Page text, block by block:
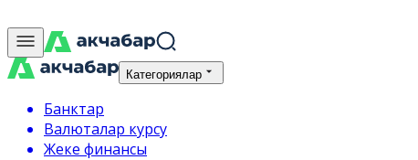
Категориялар
Банктар
Валюталар курсу
Жеке финансы